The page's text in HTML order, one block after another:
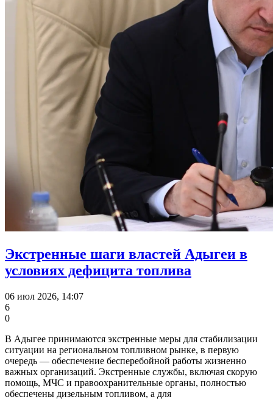
Экстренные шаги властей Адыгеи в
условиях дефицита топлива
06 июл 2026, 14:07
6
0
В Адыгее принимаются экстренные меры для стабилизации
ситуации на региональном топливном рынке, в первую
очередь — обеспечение бесперебойной работы жизненно
важных организаций. Экстренные службы, включая скорую
помощь, МЧС и правоохранительные органы, полностью
обеспечены дизельным топливом, а для